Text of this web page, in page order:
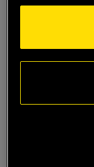
895 kr